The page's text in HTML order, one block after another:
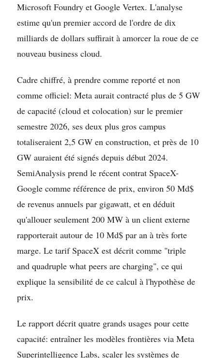
Microsoft Foundry et Google Vertex. L'analyse
estime qu'un premier accord de l'ordre de dix
milliards de dollars suffirait à amorcer la roue de ce
nouveau business cloud.
Cadre chiffré, à prendre comme reporté et non
comme officiel: Meta aurait contracté plus de 5 GW
de capacité (cloud et colocation) sur le premier
semestre 2026, ses deux plus gros campus
totaliseraient 2,5 GW en construction, et près de 10
GW auraient été signés depuis début 2024.
SemiAnalysis prend le récent contrat SpaceX-
Google comme référence de prix, environ 50 Md$
de revenus annuels par gigawatt, et en déduit
qu'allouer seulement 200 MW à un client externe
rapporterait autour de 10 Md$ par an à très forte
marge. Le tarif SpaceX est décrit comme "triple
and quadruple what peers are charging", ce qui
explique la sensibilité de ce calcul à l'hypothèse de
prix.
Le rapport décrit quatre grands usages pour cette
capacité: entraîner les modèles frontières via Meta
Superintelligence Labs, scaler les systèmes de